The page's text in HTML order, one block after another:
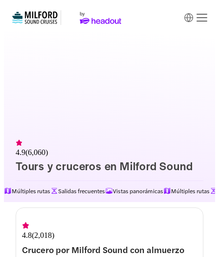
Tours y cruceros en Milford Sound
4.9(6,060)
Múltiples rutas Salidas frecuentes Vistas panorámicas Múltiples rutas
Itinerario
4.8(2,018)
Crucero por Milford Sound con almuerzo